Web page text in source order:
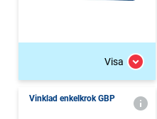
Visa
Vinklad enkelkrok GBP